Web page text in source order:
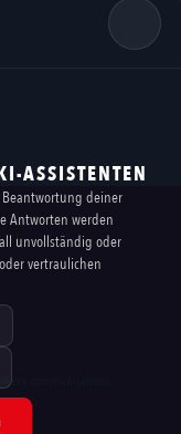
ASSISTENTEN
deiner
Antworten werden
unvollständig oder
vertraulichen
imexx communications